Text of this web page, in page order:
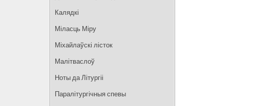
Калядкі
Міласць Міру
Міхайлаўскі лісток
Малітваслоў
Ноты да Літургіі
Паралітургічныя спевы